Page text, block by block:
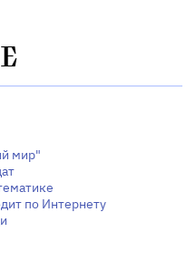
мир"
по Интернету